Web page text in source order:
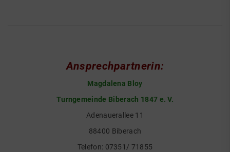
Ansprechpartnerin:
Magdalena Bloy
Turngemeinde Biberach 1847 e. V.
Adenauerallee 11
88400 Biberach
Telefon: 07351/ 71855